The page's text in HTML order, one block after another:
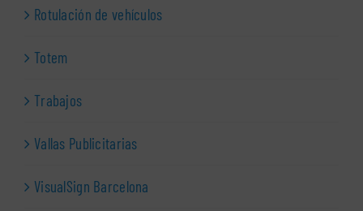
Rotulación de vehículos
Totem
Trabajos
Vallas Publicitarias
VisualSign Barcelona